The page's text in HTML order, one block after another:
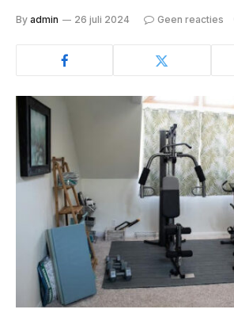
By admin 26 juli 2024 Geen reacties